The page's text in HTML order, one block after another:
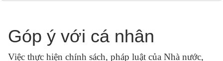
Góp ý với cá nhân
Việc thực hiện chính sách, pháp luật của Nhà nước,